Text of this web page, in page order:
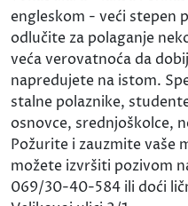
engleskom - veći stepen
odlučite za polaganje
veća verovatnoća da
napredujete na istom.
stalne polaznike,
osnovce, srednjoškolce,
Požurite i zauzmite vaše
možete izvršiti pozivom
069/30-40-584 ili doći